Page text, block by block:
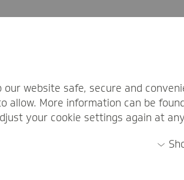
neuen
gab es schließlich vor dem Jahr
entscheidend, ob es ein
auf mögliche Skepsis oder
ihre Eltern aufgeklärt und
diesen dank des engen
website safe, secure and
allow. More information can be
your cookie settings again at